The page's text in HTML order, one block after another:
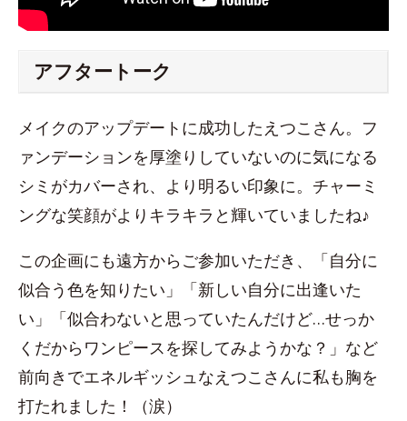
アフタートーク
メイクのアップデートに成功したえつこさん。フ
ァンデーションを厚塗りしていないのに気になる
シミがカバーされ、より明るい印象に。チャーミ
ングな笑顔がよりキラキラと輝いていましたね♪
この企画にも遠方からご参加いただき、「自分に
似合う色を知りたい」「新しい自分に出逢いた
い」「似合わないと思っていたんだけど…せっか
くだからワンピースを探してみようかな？」など
前向きでエネルギッシュなえつこさんに私も胸を
打たれました！（涙）